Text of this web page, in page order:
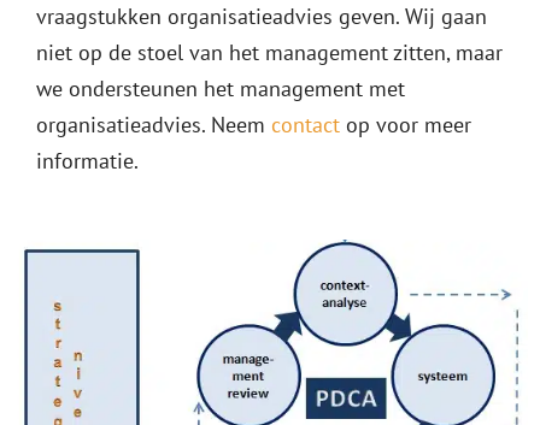
vraagstukken organisatieadvies geven. Wij gaan
niet op de stoel van het management zitten, maar
we ondersteunen het management met
organisatieadvies. Neem contact op voor meer
informatie.